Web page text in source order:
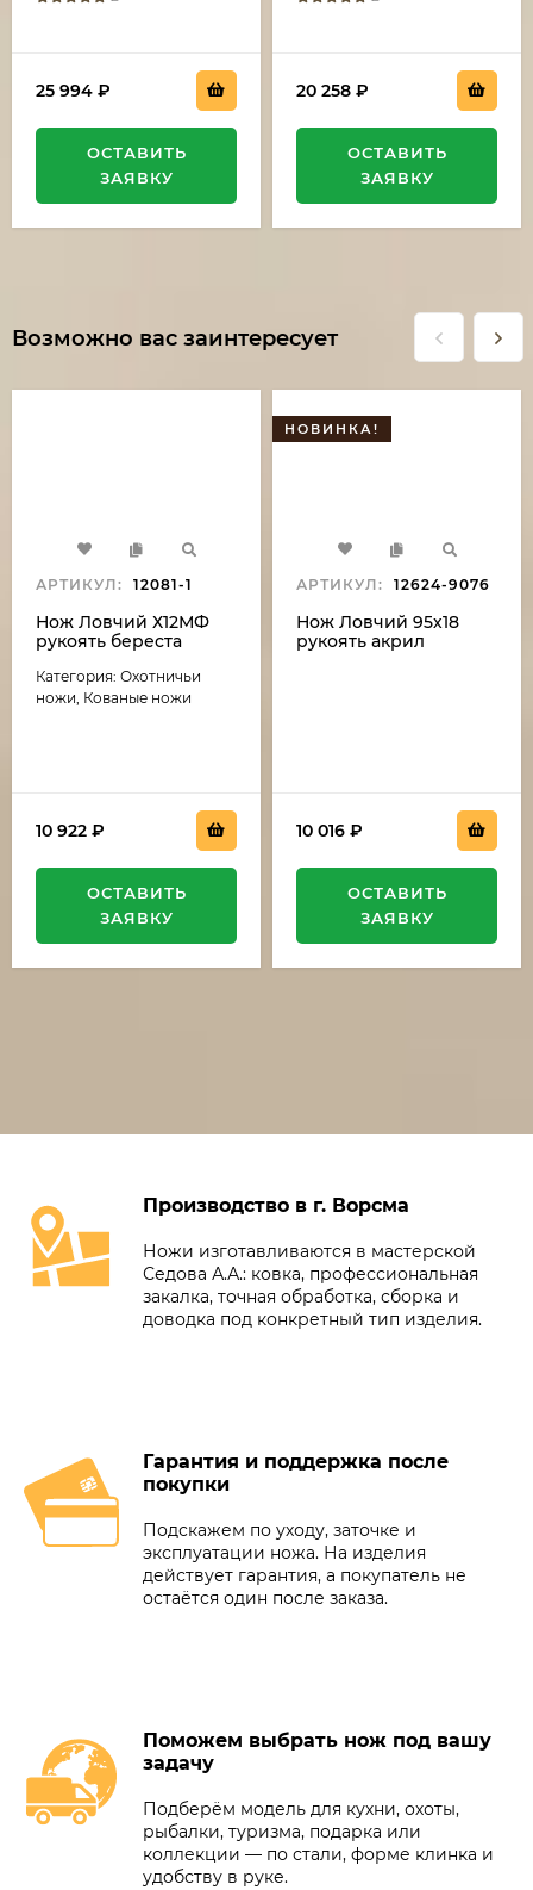
25 994 ₽
ОСТАВИТЬ
ЗАЯВКУ
20 258 ₽
ОСТАВИТЬ
ЗАЯВКУ
Возможно вас заинтересует
АРТИКУЛ: 12081-1
Нож Ловчий Х12МФ
рукоять береста
Категория: Охотничьи
ножи, Кованые ножи
10 922 ₽
ОСТАВИТЬ
ЗАЯВКУ
НОВИНКА!
АРТИКУЛ: 12624-9076
Нож Ловчий 95х18
рукоять акрил
10 016 ₽
ОСТАВИТЬ
ЗАЯВКУ
Производство в г. Ворсма
Ножи изготавливаются в мастерской
Седова А.А.: ковка, профессиональная
закалка, точная обработка, сборка и
доводка под конкретный тип изделия.
Гарантия и поддержка после
покупки
Подскажем по уходу, заточке и
эксплуатации ножа. На изделия
действует гарантия, а покупатель не
остаётся один после заказа.
Поможем выбрать нож под вашу
задачу
Подберём модель для кухни, охоты,
рыбалки, туризма, подарка или
коллекции — по стали, форме клинка и
удобству в руке.